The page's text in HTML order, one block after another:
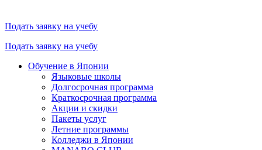
Подать заявку на учебу
Подать заявку на учебу
Обучение в Японии
Языковые школы
Долгосрочная программа
Краткосрочная программа
Акции и скидки
Пакеты услуг
Летние программы
Колледжи в Японии